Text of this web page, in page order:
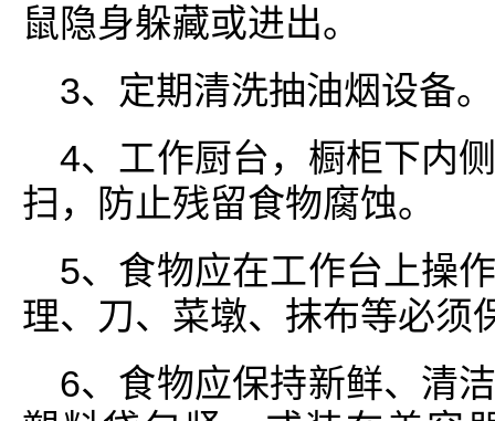
鼠隐身躲藏或进出。
3、定期清洗抽油烟设备。
4、工作厨台，橱柜下内
扫，防止残留食物腐蚀。
5、食物应在工作台上操
理、刀、菜墩、抹布等必须
6、食物应保持新鲜、清